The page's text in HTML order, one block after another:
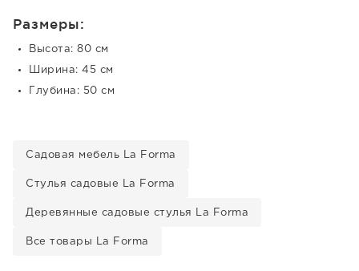
Размеры:
Высота: 80 см
Ширина: 45 см
Глубина: 50 см
Садовая мебель La Forma
Стулья садовые La Forma
Деревянные садовые стулья La Forma
Все товары La Forma